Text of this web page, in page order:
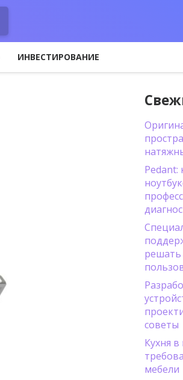
ИНВЕСТИРОВАНИЕ
Pedant:
советы
Кухня в
мебели